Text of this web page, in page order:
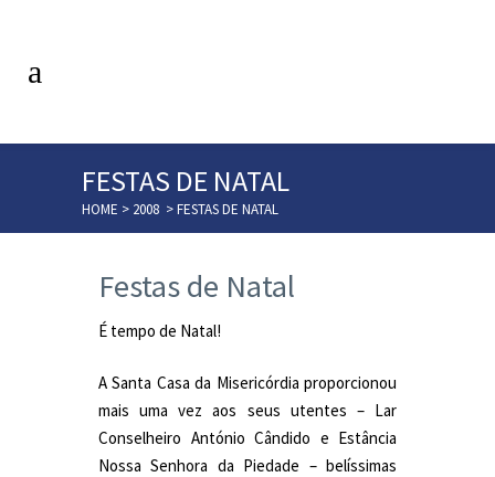
FESTAS DE NATAL
HOME > 2008 >FESTAS DE NATAL
Festas de Natal
É tempo de Natal!
A Santa Casa da Misericórdia proporcionou
mais uma vez aos seus utentes – Lar
Conselheiro António Cândido e Estância
Nossa Senhora da Piedade – belíssimas